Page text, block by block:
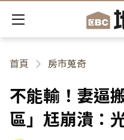
首頁 房市蒐奇
不能輸！妻逼
區」尪崩潰：